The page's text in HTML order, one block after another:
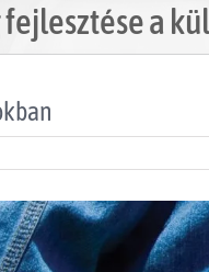
a